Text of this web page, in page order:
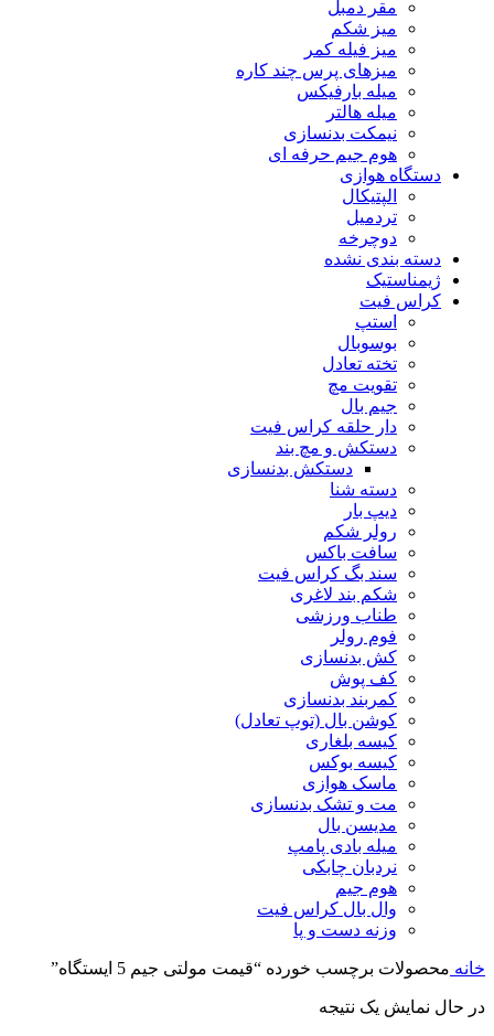
مقر دمبل
میز شکم
میز فیله کمر
میزهای پرس چند کاره
میله بارفیکس
میله هالتر
نیمکت بدنسازی
هوم جیم حرفه ای
دستگاه هوازی
الپتیکال
تردمیل
دوچرخه
دسته بندی نشده
ژیمناستیک
کراس فیت
استپ
بوسوبال
تخته تعادل
تقویت مچ
جیم بال
دار حلقه کراس فیت
دستکش و مچ بند
دستکش بدنسازی
دسته شنا
دیپ بار
رولر شکم
سافت باکس
سند بگ کراس فیت
شکم بند لاغری
طناب ورزشی
فوم رولر
کش بدنسازی
کف پوش
کمربند بدنسازی
کوشن بال (توپ تعادل)
کیسه بلغاری
کیسه بوکس
ماسک هوازی
مت و تشک بدنسازی
مدیسن بال
میله بادی پامپ
نردبان چابکی
هوم جیم
وال بال کراس فیت
وزنه دست و پا
خانه محصولات برچسب خورده “قیمت مولتی جیم 5 ایستگاه”
در حال نمایش یک نتیجه